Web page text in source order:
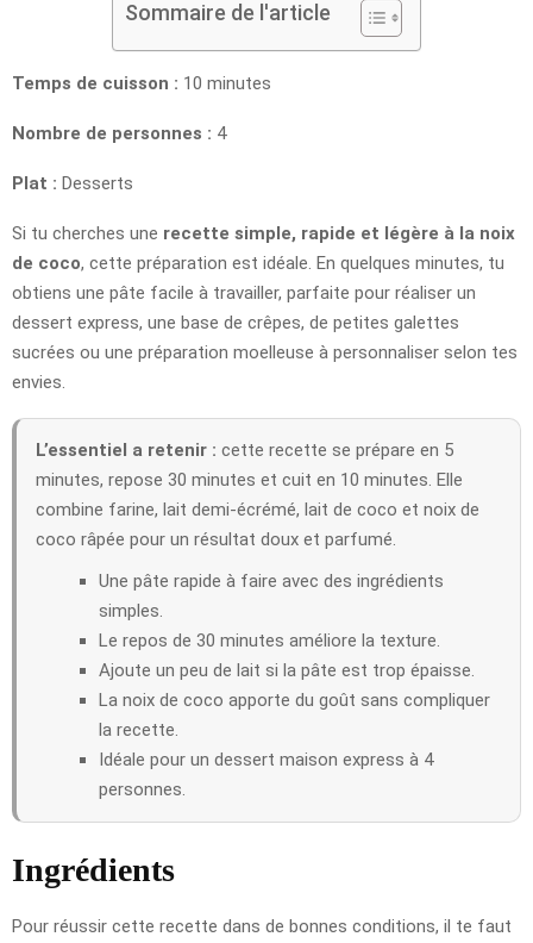
Sommaire de l'article
Temps de cuisson : 10 minutes
Nombre de personnes : 4
Plat : Desserts
Si tu cherches une recette simple, rapide et légère à la noix
de coco, cette préparation est idéale. En quelques minutes, tu
obtiens une pâte facile à travailler, parfaite pour réaliser un
dessert express, une base de crêpes, de petites galettes
sucrées ou une préparation moelleuse à personnaliser selon tes
envies.
L’essentiel a retenir : cette recette se prépare en 5
minutes, repose 30 minutes et cuit en 10 minutes. Elle
combine farine, lait demi-écrémé, lait de coco et noix de
coco râpée pour un résultat doux et parfumé.
Une pâte rapide à faire avec des ingrédients
simples.
Le repos de 30 minutes améliore la texture.
Ajoute un peu de lait si la pâte est trop épaisse.
La noix de coco apporte du goût sans compliquer
la recette.
Idéale pour un dessert maison express à 4
personnes.
Ingrédients
Pour réussir cette recette dans de bonnes conditions, il te faut